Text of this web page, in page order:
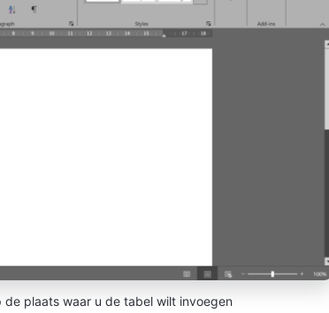
plaats waar u de tabel wilt invoegen